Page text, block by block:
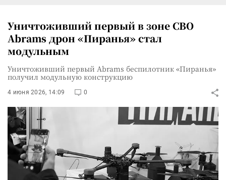
Уничтоживший первый в зоне СВО
Abrams дрон «Пиранья» стал
модульным
Уничтоживший первый Abrams беспилотник «Пиранья»
получил модульную конструкцию
4 июня 2026, 14:09 0